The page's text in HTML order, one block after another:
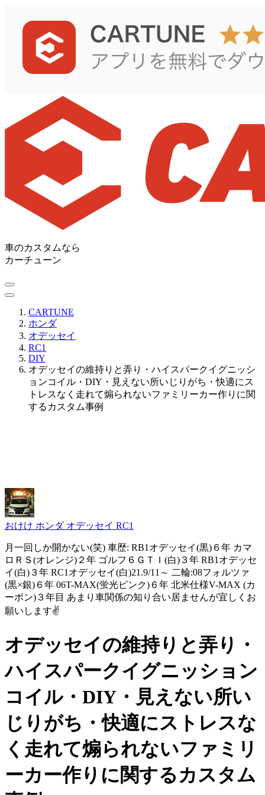
車のカスタムなら
カーチューン
CARTUNE
ホンダ
オデッセイ
RC1
DIY
オデッセイの維持りと弄り・ハイスパークイグニッシ
ョンコイル・DIY・見えない所いじりがち・快適にス
トレスなく走れて煽られないファミリーカー作りに関
するカスタム事例
おけけ ホンダ オデッセイ RC1
月一回しか開かない(笑) 車歴: RB1オデッセイ(黒)６年 カマ
ロＲＳ(オレンジ)２年 ゴルフ６ＧＴＩ(白)３年 RB1オデッセ
イ(白)３年 RC1オデッセイ(白)21.9/11～ 二輪:08フォルツァ
(黒×銀)６年 06T-MAX(蛍光ピンク)６年 北米仕様V-MAX (カ
ーボン)３年目 あまり車関係の知り合い居ませんが宜しくお
願いします✌️
オデッセイの維持りと弄り・
ハイスパークイグニッション
コイル・DIY・見えない所い
じりがち・快適にストレスな
く走れて煽られないファミリ
ーカー作りに関するカスタム